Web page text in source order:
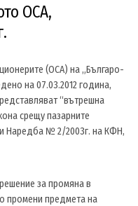
ОСА,
(ОСА) на „Българо-
на 07.03.2012 година,
“вътрешна
срещу пазарните
Наредба № 2/2003г. на КФН,
за промяна в
промени предметa на